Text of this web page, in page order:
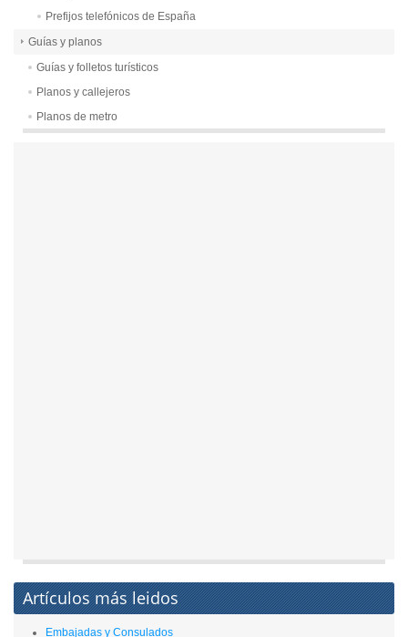
Prefijos telefónicos de España
Guías y planos
Guías y folletos turísticos
Planos y callejeros
Planos de metro
Artículos más leidos
Embajadas y Consulados